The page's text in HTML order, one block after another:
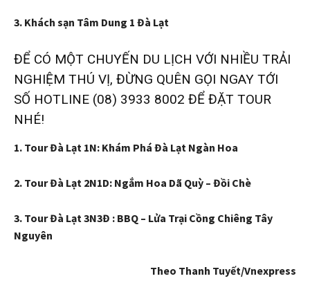
3. Khách sạn Tâm Dung 1 Đà Lạt
ĐỂ CÓ MỘT CHUYẾN DU LỊCH VỚI NHIỀU TRẢI
NGHIỆM THÚ VỊ, ĐỪNG QUÊN GỌI NGAY TỚI
SỐ HOTLINE (08) 3933 8002 ĐỂ ĐẶT TOUR
NHÉ!
1. Tour Đà Lạt 1N: Khám Phá Đà Lạt Ngàn Hoa
2. Tour Đà Lạt 2N1D: Ngắm Hoa Dã Quỳ – Đồi Chè
3. Tour Đà Lạt 3N3Đ : BBQ – Lửa Trại Cồng Chiêng Tây
Nguyên
Theo Thanh Tuyết/Vnexpress